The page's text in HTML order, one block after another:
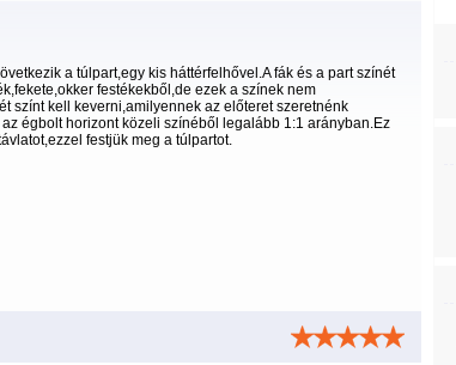
a túlpart,egy kis háttérfelhővel.A fák és a part színét
festékekből,de ezek a színek nem
színt kell keverni,amilyennek az előteret szeretnénk
égbolt horizont közeli színéből legalább 1:1 arányban.Ez
festjük meg a túlpartot.